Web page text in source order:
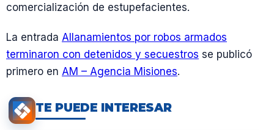
comercialización de estupefacientes.
La entrada Allanamientos por robos armados
terminaron con detenidos y secuestros se publicó
primero en AM – Agencia Misiones.
TE PUEDE INTERESAR